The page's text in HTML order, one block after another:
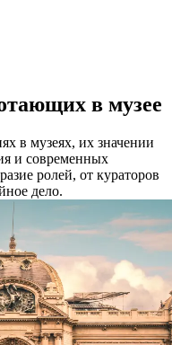
в музее
в музеях, их значении
и современных
ролей, от кураторов
дело.